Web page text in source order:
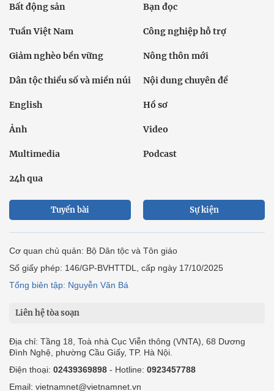
Bất động sản Bạn đọc
Tuần Việt Nam Công nghiệp hỗ trợ
Giảm nghèo bền vững Nông thôn mới
Dân tộc thiểu số và miền núi Nội dung chuyên đề
English Hồ sơ
Ảnh Video
Multimedia Podcast
24h qua
Tuyến bài Sự kiện
Cơ quan chủ quản: Bộ Dân tộc và Tôn giáo
Số giấy phép: 146/GP-BVHTTDL, cấp ngày 17/10/2025
Tổng biên tập: Nguyễn Văn Bá
Liên hệ tòa soạn
Địa chỉ: Tầng 18, Toà nhà Cục Viễn thông (VNTA), 68 Dương
Đình Nghệ, phường Cầu Giấy, TP. Hà Nội.
Điện thoại: 02439369898 - Hotline: 0923457788
Email: vietnamnet@vietnamnet.vn